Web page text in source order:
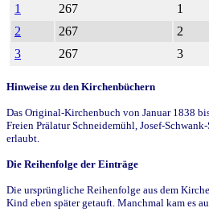
1
267 1
2
267 2
3
267 3
Hinweise zu den Kirchenbüchern
Das Original-Kirchenbuch von Januar 1838
Freien Prälatur Schneidemühl, Josef-
erlaubt.
Die Reihenfolge der Einträge
Die ursprüngliche Reihenfolge aus dem
Kind eben später getauft. Manchmal kam es